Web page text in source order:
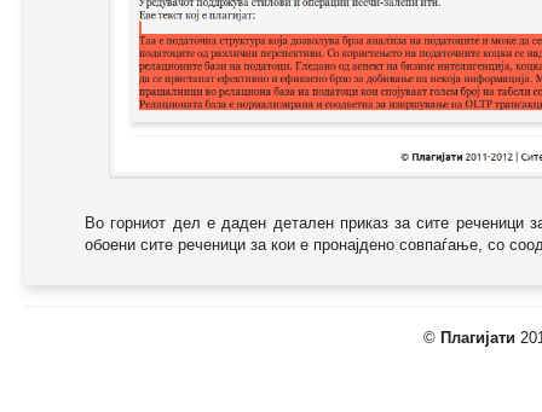
Во горниот дел е даден детален приказ за сите реченици
обоени сите реченици за кои е пронајдено совпаѓање, со
© Плагијати